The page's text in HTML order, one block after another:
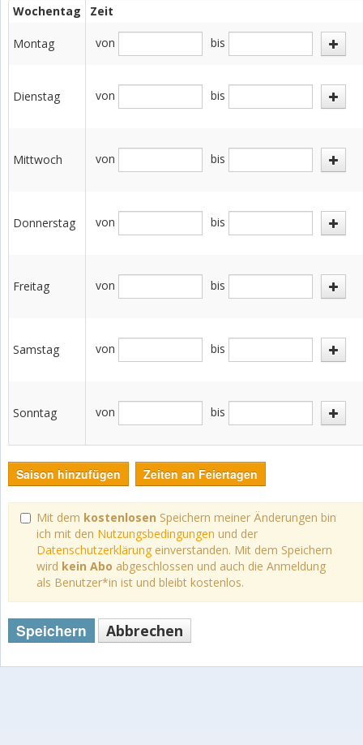
Wochentag
Zeit
Montag von bis
Dienstag von bis
Mittwoch von bis
Donnerstag von bis
Freitag von bis
Samstag von bis
Sonntag von bis
Saison hinzufügen Zeiten an Feiertagen
Mit dem kostenlosen Speichern meiner Änderungen bin
ich mit den Nutzungsbedingungen und der
Datenschutzerklärungeinverstanden. Mit dem Speichern
wird kein Abo abgeschlossen und auch die Anmeldung
als Benutzer*in ist und bleibt kostenlos.
Speichern Abbrechen